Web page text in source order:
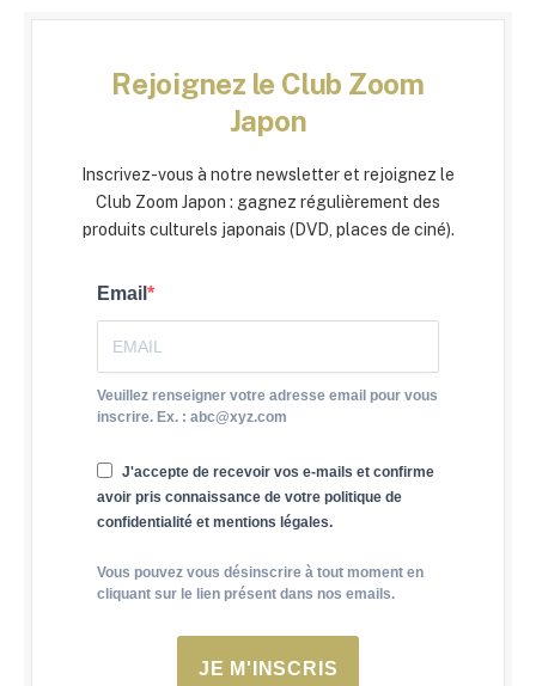
Rejoignez le Club Zoom
Japon
Inscrivez-vous à notre newsletter et rejoignez le
Club Zoom Japon : gagnez régulièrement des
produits culturels japonais (DVD, places de ciné).
Email
Veuillez renseigner votre adresse email pour vous
inscrire. Ex. : abc@xyz.com
J'accepte de recevoir vos e-mails et confirme
avoir pris connaissance de votre politique de
confidentialité et mentions légales.
Vous pouvez vous désinscrire à tout moment en
cliquant sur le lien présent dans nos emails.
JE M'INSCRIS